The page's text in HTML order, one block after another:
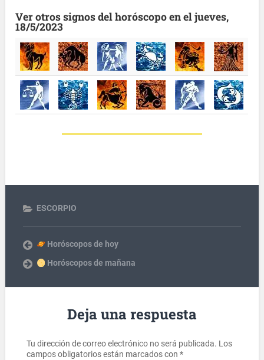
Ver otros signos del horóscopo en el jueves,
18/5/2023
ESCORPIO
Horóscopos de hoy
Horóscopos de mañana
Deja una respuesta
Tu dirección de correo electrónico no será publicada. Los
campos obligatorios están marcados con *